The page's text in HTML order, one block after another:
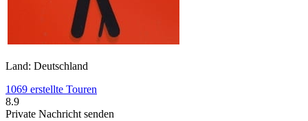
Land: Deutschland
1069 erstellte Touren
8.9
Private Nachricht senden